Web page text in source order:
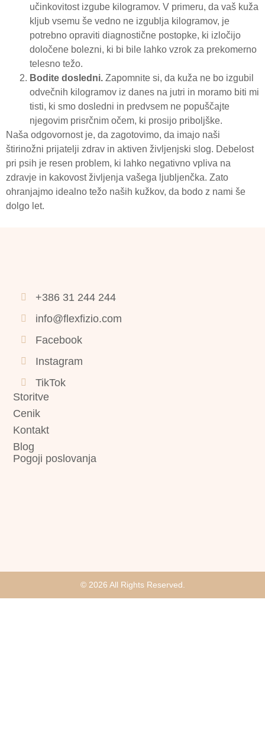
učinkovitost izgube kilogramov. V primeru, da vaš kuža
kljub vsemu še vedno ne izgublja kilogramov, je
potrebno opraviti diagnostične postopke, ki izločijo
določene bolezni, ki bi bile lahko vzrok za prekomerno
telesno težo.
Bodite dosledni. Zapomnite si, da kuža ne bo izgubil
odvečnih kilogramov iz danes na jutri in moramo biti mi
tisti, ki smo dosledni in predvsem ne popuščajte
njegovim prisrčnim očem, ki prosijo priboljške.
Naša odgovornost je, da zagotovimo, da imajo naši
štirinožni prijatelji zdrav in aktiven življenjski slog. Debelost
pri psih je resen problem, ki lahko negativno vpliva na
zdravje in kakovost življenja vašega ljubljenčka. Zato
ohranjajmo idealno težo naših kužkov, da bodo z nami še
dolgo let.
+386 31 244 244
info@flexfizio.com
Facebook
Instagram
TikTok
Storitve
Cenik
Kontakt
Blog
Pogoji poslovanja
© 2026 All Rights Reserved.